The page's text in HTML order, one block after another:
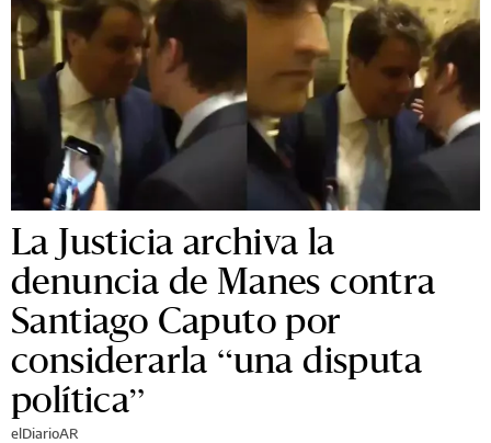
La Justicia archiva la
denuncia de Manes contra
Santiago Caputo por
considerarla “una disputa
política”
elDiarioAR